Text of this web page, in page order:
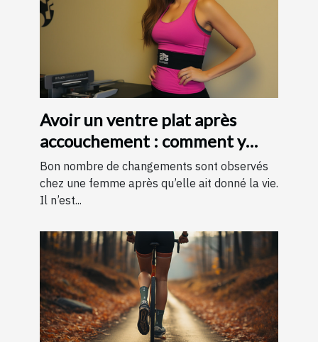
Avoir un ventre plat après
accouchement : comment y
parvenir ?
Bon nombre de changements sont observés
chez une femme après qu’elle ait donné la vie.
Il n’est...